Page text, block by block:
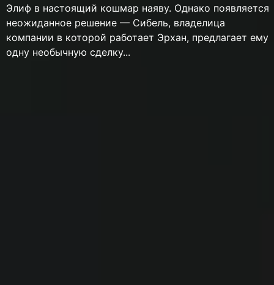
Элиф в настоящий кошмар наяву. Однако появляется
неожиданное решение — Сибель, владелица
компании в которой работает Эрхан, предлагает ему
одну необычную сделку...